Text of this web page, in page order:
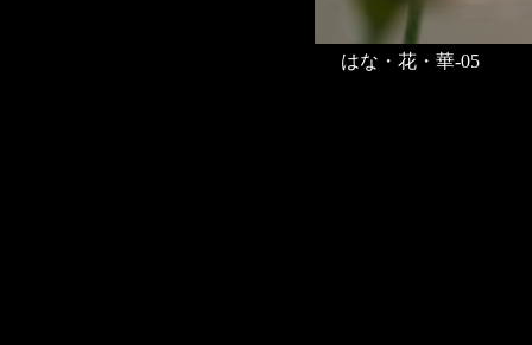
はな・花・華-05